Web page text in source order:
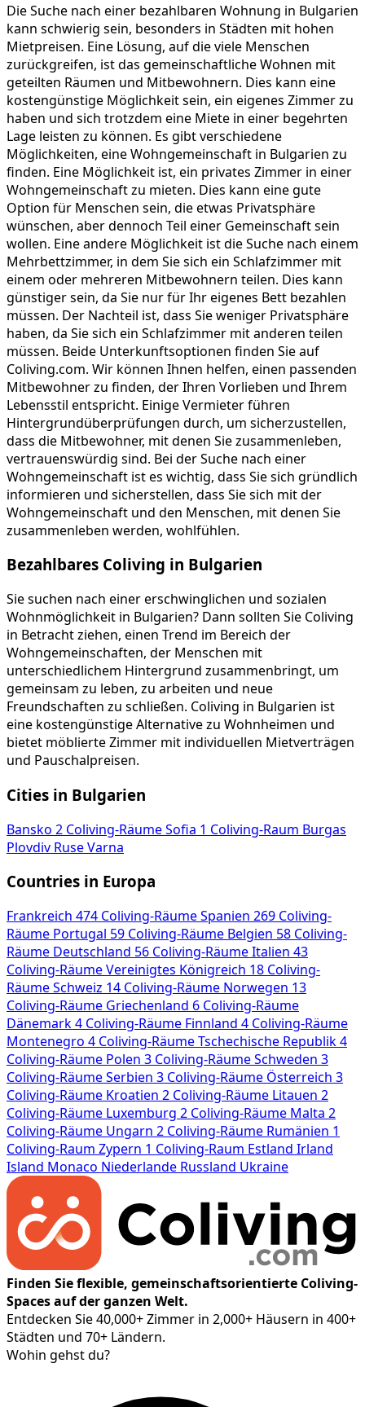
Die Suche nach einer bezahlbaren Wohnung in Bulgarien
kann schwierig sein, besonders in Städten mit hohen
Mietpreisen. Eine Lösung, auf die viele Menschen
zurückgreifen, ist das gemeinschaftliche Wohnen mit
geteilten Räumen und Mitbewohnern. Dies kann eine
kostengünstige Möglichkeit sein, ein eigenes Zimmer zu
haben und sich trotzdem eine Miete in einer begehrten
Lage leisten zu können. Es gibt verschiedene
Möglichkeiten, eine Wohngemeinschaft in Bulgarien zu
finden. Eine Möglichkeit ist, ein privates Zimmer in einer
Wohngemeinschaft zu mieten. Dies kann eine gute
Option für Menschen sein, die etwas Privatsphäre
wünschen, aber dennoch Teil einer Gemeinschaft sein
wollen. Eine andere Möglichkeit ist die Suche nach einem
Mehrbettzimmer, in dem Sie sich ein Schlafzimmer mit
einem oder mehreren Mitbewohnern teilen. Dies kann
günstiger sein, da Sie nur für Ihr eigenes Bett bezahlen
müssen. Der Nachteil ist, dass Sie weniger Privatsphäre
haben, da Sie sich ein Schlafzimmer mit anderen teilen
müssen. Beide Unterkunftsoptionen finden Sie auf
Coliving.com. Wir können Ihnen helfen, einen passenden
Mitbewohner zu finden, der Ihren Vorlieben und Ihrem
Lebensstil entspricht. Einige Vermieter führen
Hintergrundüberprüfungen durch, um sicherzustellen,
dass die Mitbewohner, mit denen Sie zusammenleben,
vertrauenswürdig sind. Bei der Suche nach einer
Wohngemeinschaft ist es wichtig, dass Sie sich gründlich
informieren und sicherstellen, dass Sie sich mit der
Wohngemeinschaft und den Menschen, mit denen Sie
zusammenleben werden, wohlfühlen.
Bezahlbares Coliving in Bulgarien
Sie suchen nach einer erschwinglichen und sozialen
Wohnmöglichkeit in Bulgarien? Dann sollten Sie Coliving
in Betracht ziehen, einen Trend im Bereich der
Wohngemeinschaften, der Menschen mit
unterschiedlichem Hintergrund zusammenbringt, um
gemeinsam zu leben, zu arbeiten und neue
Freundschaften zu schließen. Coliving in Bulgarien ist
eine kostengünstige Alternative zu Wohnheimen und
bietet möblierte Zimmer mit individuellen Mietverträgen
und Pauschalpreisen.
Cities in Bulgarien
Bansko 2 Coliving-RäumeSofia 1 Coliving-Raum Burgas
Plovdiv RuseVarna
Countries in Europa
Frankreich 474 Coliving-RäumeSpanien 269 Coliving-
Räume Portugal 59 Coliving-Räume Belgien 58 Coliving-
Räume Deutschland 56 Coliving-RäumeItalien 43
Coliving-RäumeVereinigtes Königreich 18 Coliving-
RäumeSchweiz 14 Coliving-Räume Norwegen 13
Coliving-Räume Griechenland 6 Coliving-Räume
Dänemark4 Coliving-Räume Finnland 4 Coliving-Räume
Montenegro 4 Coliving-RäumeTschechische Republik4
Coliving-Räume Polen 3 Coliving-RäumeSchweden 3
Coliving-RäumeSerbien 3 Coliving-Räume Österreich 3
Coliving-Räume Kroatien 2 Coliving-Räume Litauen 2
Coliving-Räume Luxemburg 2 Coliving-Räume Malta 2
Coliving-Räume Ungarn 2 Coliving-Räume Rumänien 1
Coliving-Raum Zypern 1 Coliving-Raum Estland Irland
Island Monaco Niederlande Russland Ukraine
Finden Sie flexible, gemeinschaftsorientierte Coliving-
Spaces auf der ganzen Welt.
Entdecken Sie 40,000+ Zimmer in 2,000+ Häusern in 400+
Städten und 70+ Ländern.
Wohin gehst du?